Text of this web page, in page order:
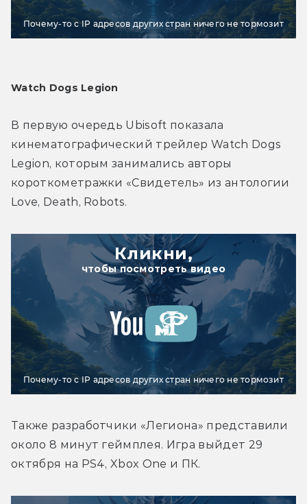
Почему-то с IP адресов других стран ничего не тормозит
Watch Dogs Legion
В первую очередь Ubisoft показала
кинематографический трейлер Watch Dogs
Legion, которым занимались авторы
короткометражки «Свидетель» из антологии
Love, Death, Robots.
Кликни,
чтобы посмотреть видео
Почему-то с IP адресов других стран ничего не тормозит
Также разработчики «Легиона» представили
около 8 минут геймплея. Игра выйдет 29
октября на PS4, Xbox One и ПК.